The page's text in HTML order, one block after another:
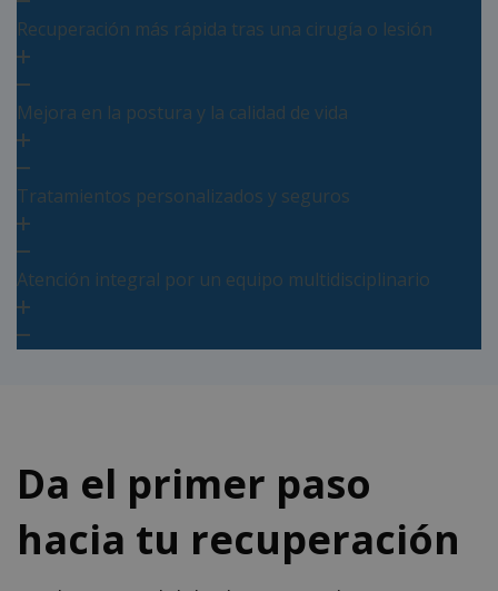
Recuperación más rápida tras una cirugía o lesión
Mejora en la postura y la calidad de vida
Tratamientos personalizados y seguros
Atención integral por un equipo multidisciplinario
Da el primer paso
hacia tu recuperación